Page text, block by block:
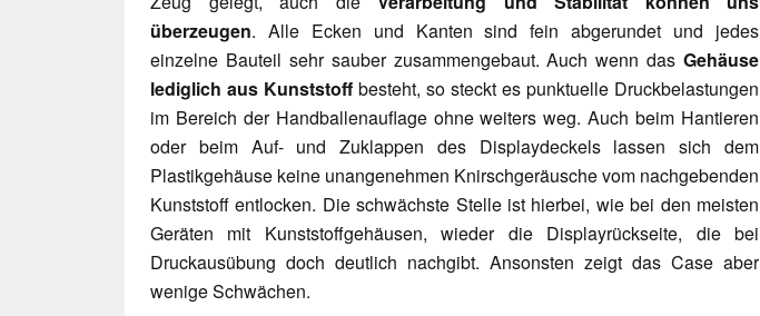
überzeugen. Alle Ecken und Kanten sind fein abgerundet und jedes
einzelne Bauteil sehr sauber zusammengebaut. Auch wenn das Gehäuse
lediglich aus Kunststoff besteht, so steckt es punktuelle Druckbelastungen
im Bereich der Handballenauflage ohne weiters weg. Auch beim Hantieren
oder beim Auf- und Zuklappen des Displaydeckels lassen sich dem
Plastikgehäuse keine unangenehmen Knirschgeräusche vom nachgebenden
Kunststoff entlocken. Die schwächste Stelle ist hierbei, wie bei den meisten
Geräten mit Kunststoffgehäusen, wieder die Displayrückseite, die bei
Druckausübung doch deutlich nachgibt. Ansonsten zeigt das Case aber
wenige Schwächen.